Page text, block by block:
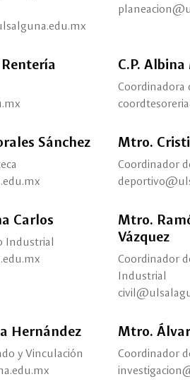
C.P.
Coordinadora
Sánchez Mtro.
Coordinador
Carlos
Industrial
Mtro.
Vázquez
Coordinador
Industrial
Hernández
y Vinculación
Mtro.
Coordinador